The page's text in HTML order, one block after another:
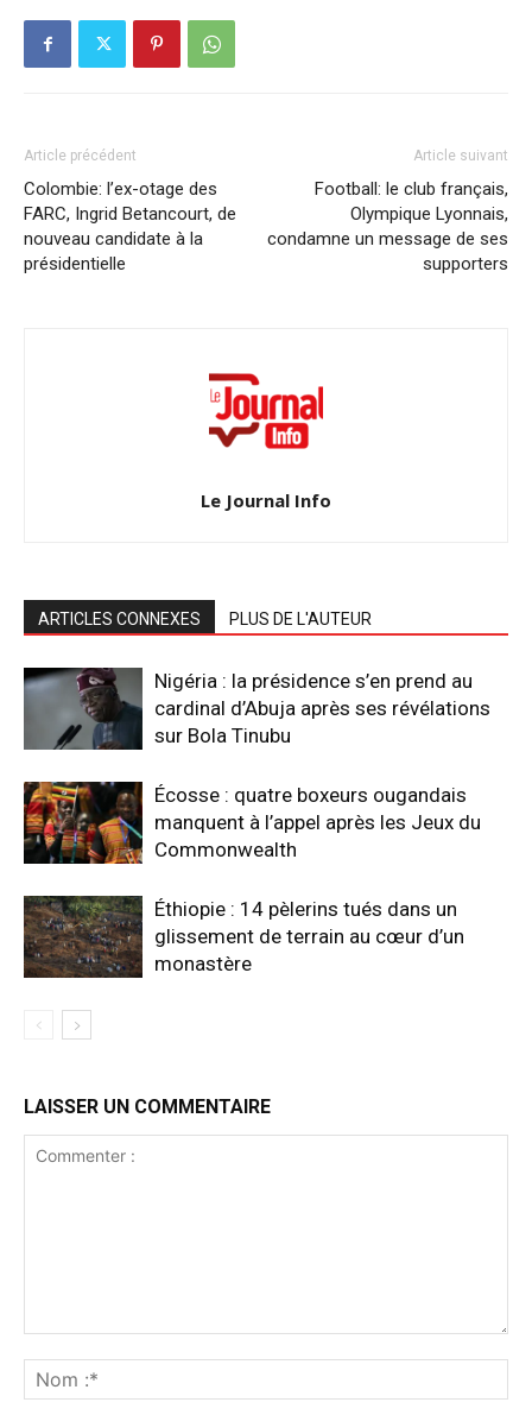
Article précédent
Colombie: l’ex-otage des
FARC, Ingrid Betancourt, de
nouveau candidate à la
présidentielle
Article suivant
Football: le club français,
Olympique Lyonnais,
condamne un message de ses
supporters
Le Journal Info
ARTICLES CONNEXES PLUS DE L'AUTEUR
Nigéria : la présidence s’en prend au
cardinal d’Abuja après ses révélations
sur Bola Tinubu
Écosse : quatre boxeurs ougandais
manquent à l’appel après les Jeux du
Commonwealth
Éthiopie : 14 pèlerins tués dans un
glissement de terrain au cœur d’un
monastère
LAISSER UN COMMENTAIRE